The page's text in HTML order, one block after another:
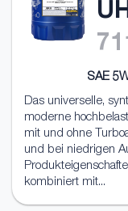
SAE
Das universelle,
moderne
mit und ohne
und bei niedrigen
kombiniert mit...